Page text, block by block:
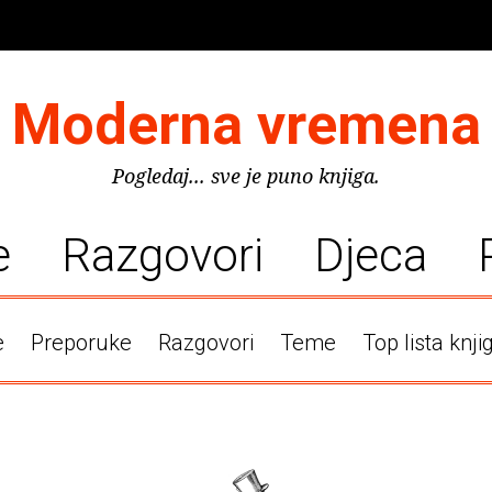
Moderna vremena
Pogledaj... sve je puno knjiga.
Razgovori Djeca
Preporuke Razgovori Teme Top lista